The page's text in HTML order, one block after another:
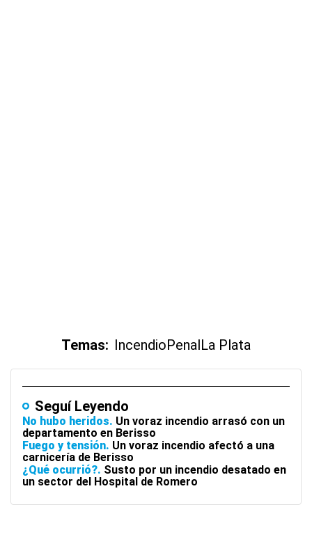
Temas: IncendioPenalLa Plata
Seguí Leyendo
No hubo heridos Un voraz incendio arrasó con un
departamento en Berisso
Fuego y tensión Un voraz incendio afectó a una
carnicería de Berisso
¿Qué ocurrió? Susto por un incendio desatado en
un sector del Hospital de Romero